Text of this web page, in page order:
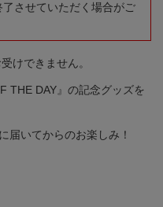
させていただく場合がご
けできません。
THE DAY』の記念グッズを
届いてからのお楽しみ！